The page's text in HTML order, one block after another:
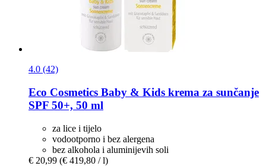
4.0 (42)
Eco Cosmetics Baby & Kids krema za sunčanje
SPF 50+, 50 ml
za lice i tijelo
vodootporno i bez alergena
bez alkohola i aluminijevih soli
€ 20,99 (€ 419,80 / l)